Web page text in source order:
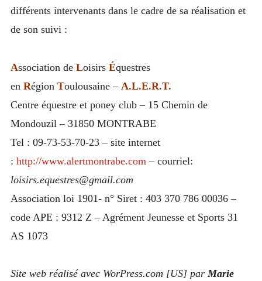
différents intervenants dans le cadre de sa réalisation et
de son suivi :
Association de Loisirs Équestres
en Région Toulousaine – A.L.E.R.T.
Centre équestre et poney club – 15 Chemin de
Mondouzil – 31850 MONTRABE
Tel : 09-73-53-70-23 – site internet
: http://www.alertmontrabe.com – courriel:
loisirs.equestres@gmail.com
Association loi 1901- n° Siret : 403 370 786 00036 –
code APE : 9312 Z – Agrément Jeunesse et Sports 31
AS 1073
Site web réalisé avec WorPress.com [US] parMarie